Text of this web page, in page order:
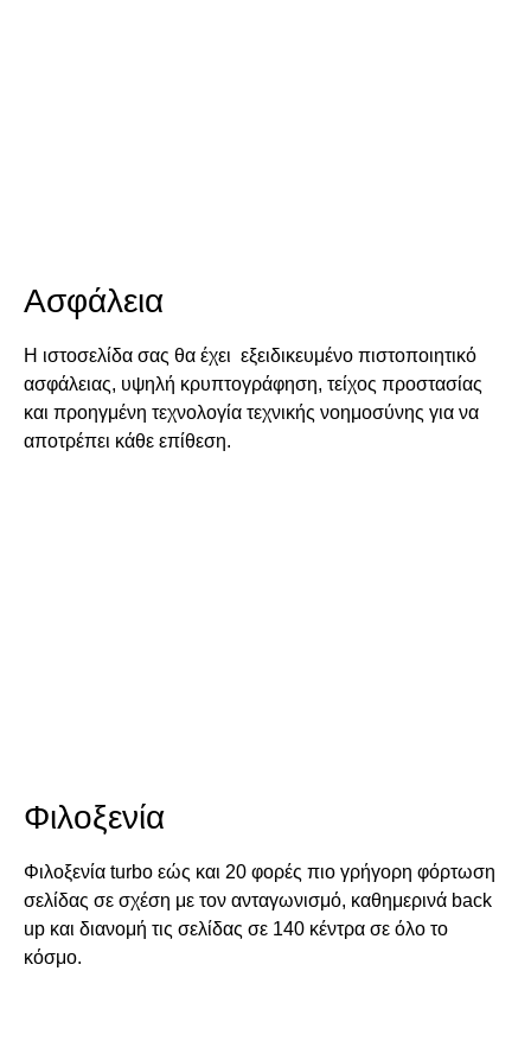
Ασφάλεια
Η ιστοσελίδα σας θα έχει εξειδικευμένο πιστοποιητικό
ασφάλειας, υψηλή κρυπτογράφηση, τείχος προστασίας
και προηγμένη τεχνολογία τεχνικής νοημοσύνης για να
αποτρέπει κάθε επίθεση.
Φιλοξενία
Φιλοξενία turbo εώς και 20 φορές πιο γρήγορη φόρτωση
σελίδας σε σχέση με τον ανταγωνισμό, καθημερινά back
up και διανομή τις σελίδας σε 140 κέντρα σε όλο το
κόσμο.